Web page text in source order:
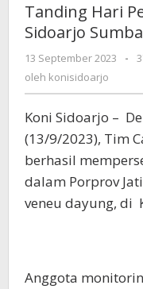
Tanding Hari
Sidoarjo
13 September 2023 -
oleh konisidoarjo
Koni Sidoarjo –
(13/9/2023), Tim
berhasil
dalam Porprov
veneu dayung, di
Anggota